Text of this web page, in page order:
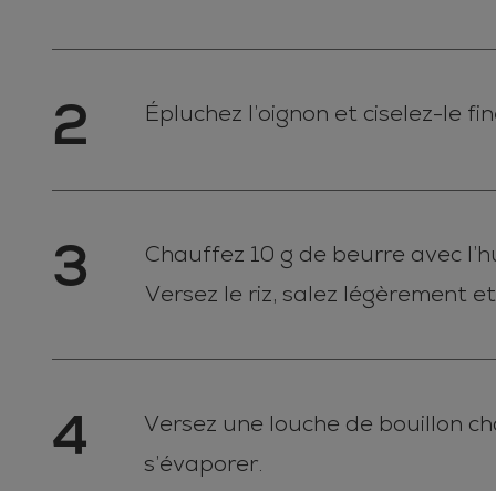
2 Épluchez l’oignon et ciselez-le
3
Chauffez 10 g de beurre avec
Versez le riz, salez légèrement
4
Versez une louche de bouillon
s’évaporer.